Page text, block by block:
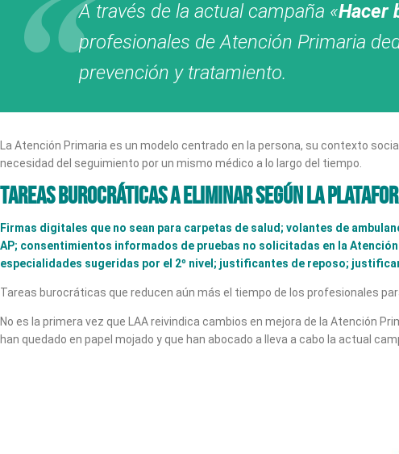
A través de la actual campaña «Hacer
profesionales de Atención Primaria
prevención y tratamiento.
La Atención Primaria es un modelo centrado en la persona, su contexto
necesidad del seguimiento por un mismo médico a lo largo del tiempo.
Tareas burocráticas a eliminar según la
Firmas digitales que no sean para carpetas de salud; volantes de
AP; consentimientos informados de pruebas no solicitadas en la
especialidades sugeridas por el 2º nivel; justificantes de reposo;
Tareas burocráticas que reducen aún más el tiempo de los profesionales
No es la primera vez que LAA reivindica cambios en mejora de la Atención
han quedado en papel mojado y que han abocado a lleva a cabo la actual